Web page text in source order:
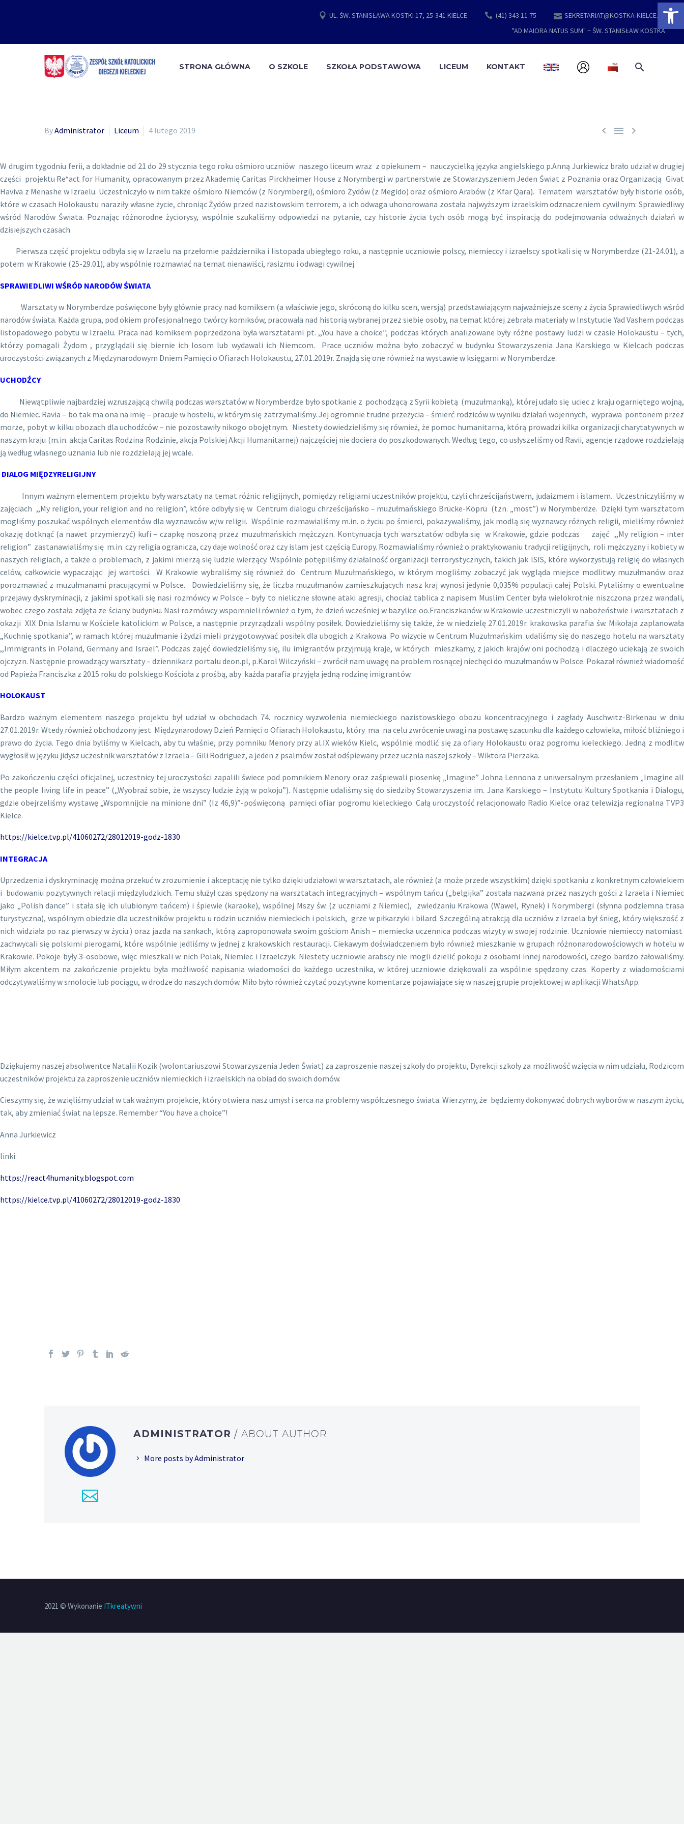
UL. ŚW. STANISŁAWA KOSTKI 17, 25-341 KIELCE (41) 343 11 75
SEKRETARIAT@KOSTKA-KIELCE.PL
"AD MAIORA NATUS SUM" ~ ŚW. STANISŁAW KOSTKA
STRONA GŁÓWNA O SZKOLE SZKOŁA PODSTAWOWA LICEUM KONTAKT
  
ByAdministrator Liceum 4 lutego 2019
W drugim tygodniu ferii, a dokładnie od 21 do 29 stycznia tego roku ośmioro uczniów naszego liceum wraz z opiekunem – nauczycielką języka angielskiego p.Anną Jurkiewicz brało udział w drugiej
części projektu Re*act for Humanity, opracowanym przez Akademię Caritas Pirckheimer House z Norymbergi w partnerstwie ze Stowarzyszeniem Jeden Świat z Poznania oraz Organizacją Givat
Haviva z Menashe w Izraelu. Uczestniczyło w nim także ośmioro Niemców (z Norymbergi), ośmioro Żydów (z Megido) oraz ośmioro Arabów (z Kfar Qara). Tematem warsztatów były historie osób,
które w czasach Holokaustu naraziły własne życie, chroniąc Żydów przed nazistowskim terrorem, a ich odwaga uhonorowana została najwyższym izraelskim odznaczeniem cywilnym: Sprawiedliwy
wśród Narodów Świata. Poznając różnorodne życiorysy, wspólnie szukaliśmy odpowiedzi na pytanie, czy historie życia tych osób mogą być inspiracją do podejmowania odważnych działań w
dzisiejszych czasach.
Pierwsza część projektu odbyła się w Izraelu na przełomie października i listopada ubiegłego roku, a następnie uczniowie polscy, niemieccy i izraelscyspotkali się w Norymberdze (21-24.01), a
potem w Krakowie (25-29.01), aby wspólnie rozmawiać na temat nienawiści, rasizmu i odwagi cywilnej.
SPRAWIEDLIWI WŚRÓD NARODÓW ŚWIATA
Warsztaty w Norymberdze poświęcone były głównie pracy nad komiksem (a właściwie jego, skróconą do kilku scen, wersją) przedstawiającym najważniejsze sceny z życia Sprawiedliwych wśród
narodów świata. Każda grupa, pod okiem profesjonalnego twórcy komiksów, pracowała nad historią wybranej przez siebie osoby, na temat której zebrała materiały w Instytucie Yad Vashem podczas
listopadowego pobytu w Izraelu. Praca nad komiksem poprzedzona była warsztatami pt. ,,You have a choice’’, podczas których analizowane były różne postawy ludzi w czasie Holokaustu – tych,
którzy pomagali Żydom , przyglądali się biernie ich losom lub wydawali ich Niemcom. Prace uczniów można było zobaczyć w budynku Stowarzyszenia Jana Karskiego w Kielcach podczas
uroczystości związanych z Międzynarodowym Dniem Pamięci o Ofiarach Holokaustu, 27.01.2019r. Znajdą się one również na wystawie w księgarni w Norymberdze.
UCHODŹCY
Niewątpliwie najbardziej wzruszającą chwilą podczas warsztatów w Norymberdze było spotkanie z pochodzącą z Syrii kobietą (muzułmanką), której udało się uciec z kraju ogarniętego wojną,
do Niemiec. Ravia – bo tak ma ona na imię – pracuje w hostelu, w którym się zatrzymaliśmy. Jej ogromnie trudne przeżycia – śmierć rodziców w wyniku działań wojennych, wyprawa pontonem przez
morze, pobyt w kilku obozach dla uchodźców – nie pozostawiły nikogo obojętnym. Niestety dowiedzieliśmy się również, że pomoc humanitarna, którą prowadzi kilka organizacji charytatywnych w
naszym kraju (m.in. akcja Caritas Rodzina Rodzinie, akcja Polskiej Akcji Humanitarnej) najczęściej nie dociera do poszkodowanych. Według tego, co usłyszeliśmy od Ravii, agencje rządowe rozdzielają
ją według własnego uznania lub nie rozdzielają jej wcale.
DIALOG MIĘDZYRELIGIJNY
Innym ważnym elementem projektu były warsztaty na temat różnic religijnych, pomiędzy religiami uczestników projektu, czyli chrześcijaństwem, judaizmem i islamem. Uczestniczyliśmy w
zajęciach ,,My religion, your religion and no religion”, które odbyły się w Centrum dialogu chrześcijańsko – muzułmańskiego Brücke-Köprü (tzn. „most”) w Norymberdze. Dzięki tym warsztatom
mogliśmy poszukać wspólnych elementów dla wyznawców w/w religii. Wspólnie rozmawialiśmy m.in. o życiu po śmierci, pokazywaliśmy, jak modlą się wyznawcy różnych religii, mieliśmy również
okazję dotknąć (a nawet przymierzyć) kufi – czapkę noszoną przez muzułmańskich mężczyzn. Kontynuacja tych warsztatów odbyła się w Krakowie, gdzie podczas zajęć ,,My religion – inter
religion” zastanawialiśmy się m.in. czy religia ogranicza, czy daje wolność oraz czy islam jest częścią Europy. Rozmawialiśmy również o praktykowaniu tradycji religijnych, roli mężczyzny i kobiety w
naszych religiach, a także o problemach, z jakimi mierzą się ludzie wierzący. Wspólnie potępiliśmy działalność organizacji terrorystycznych, takich jak ISIS, które wykorzystują religię do własnych
celów, całkowicie wypaczając jej wartości. W Krakowie wybraliśmy się również do Centrum Muzułmańskiego, w którym mogliśmy zobaczyć jak wygląda miejsce modlitwy muzułmanów oraz
porozmawiać z muzułmanami pracującymi w Polsce. Dowiedzieliśmy się, że liczba muzułmanów zamieszkujących nasz kraj wynosi jedynie 0,035% populacji całej Polski. Pytaliśmy o ewentualne
przejawy dyskryminacji, z jakimi spotkali się nasi rozmówcy w Polsce – były to nieliczne słowne ataki agresji, chociaż tablica z napisem Muslim Center była wielokrotnie niszczona przez wandali,
wobec czego została zdjęta ze ściany budynku. Nasi rozmówcy wspomnieli również o tym, że dzień wcześniej w bazylice oo.Franciszkanów w Krakowie uczestniczyli w nabożeństwie i warsztatach z
okazji XIX Dnia Islamu w Kościele katolickim w Polsce, a następnie przyrządzali wspólny posiłek. Dowiedzieliśmy się także, że w niedzielę 27.01.2019r. krakowska parafia św. Mikołaja zaplanowała
„Kuchnię spotkania”, w ramach której muzułmanie i żydzi mieli przygotowywać posiłek dla ubogich z Krakowa. Po wizycie w Centrum Muzułmańskim udaliśmy się do naszego hotelu na warsztaty
,,Immigrants in Poland, Germany and Israel”. Podczas zajęć dowiedzieliśmy się, ilu imigrantów przyjmują kraje, w których mieszkamy, z jakich krajów oni pochodzą i dlaczego uciekają ze swoich
ojczyzn. Następnie prowadzący warsztaty – dziennikarz portalu deon.pl, p.Karol Wilczyński – zwrócił nam uwagę na problem rosnącej niechęci do muzułmanów w Polsce. Pokazał również wiadomość
od Papieża Franciszka z 2015 roku do polskiego Kościoła z prośbą, aby każda parafia przyjęła jedną rodzinę imigrantów.
HOLOKAUST
Bardzo ważnym elementem naszego projektu był udział w obchodach 74. rocznicy wyzwolenia niemieckiego nazistowskiego obozu koncentracyjnego i zagłady Auschwitz-Birkenau w dniu
27.01.2019r. Wtedy również obchodzony jest Międzynarodowy Dzień Pamięci o Ofiarach Holokaustu, który ma na celu zwrócenie uwagi na postawę szacunku dla każdego człowieka, miłość bliźniego i
prawo do życia. Tego dnia byliśmy w Kielcach, aby tu właśnie, przy pomniku Menory przy al.IX wieków Kielc, wspólnie modlić się za ofiary Holokaustu oraz pogromu kieleckiego. Jedną z modlitw
wygłosił w języku jidysz uczestnik warsztatów z Izraela – Gili Rodriguez, a jeden z psalmów został odśpiewany przez ucznia naszej szkoły – Wiktora Pierzaka.
Po zakończeniu części oficjalnej, uczestnicy tej uroczystości zapalili świece pod pomnikiem Menory oraz zaśpiewali piosenkę „Imagine” Johna Lennona z uniwersalnym przesłaniem „Imagine all
the people living life in peace” („Wyobraź sobie, że wszyscy ludzie żyją w pokoju”). Następnie udaliśmy się do siedziby Stowarzyszenia im. Jana Karskiego – Instytutu Kultury Spotkania i Dialogu,
gdzie obejrzeliśmy wystawę „Wspomnijcie na minione dni” (Iz 46,9)”-poświęconą pamięci ofiar pogromu kieleckiego. Całą uroczystość relacjonowało Radio Kielce oraz telewizja regionalna TVP3
Kielce.
https://kielce.tvp.pl/41060272/28012019-godz-1830
INTEGRACJA
Uprzedzenia i dyskryminację można przekuć w zrozumienie i akceptację nie tylko dzięki udziałowi w warsztatach, ale również (a może przede wszystkim) dzięki spotkaniu z konkretnym człowiekiem
i budowaniu pozytywnych relacji międzyludzkich. Temu służył czas spędzony na warsztatach integracyjnych – wspólnym tańcu („belgijka” została nazwana przez naszych gości z Izraela i Niemiec
jako „Polish dance” i stała się ich ulubionym tańcem) i śpiewie (karaoke), wspólnej Mszy św. (z uczniami z Niemiec), zwiedzaniu Krakowa (Wawel, Rynek) i Norymbergi (słynna podziemna trasa
turystyczna), wspólnym obiedzie dla uczestników projektu u rodzin uczniów niemieckich i polskich, grze w piłkarzyki i bilard. Szczególną atrakcją dla uczniów z Izraela był śnieg, który większość z
nich widziała po raz pierwszy w życiu:) oraz jazda na sankach, którą zaproponowała swoim gościom Anish – niemiecka uczennica podczas wizyty w swojej rodzinie. Uczniowie niemieccy natomiast
zachwycali się polskimi pierogami, które wspólnie jedliśmy w jednej z krakowskich restauracji. Ciekawym doświadczeniem było również mieszkanie w grupach różnonarodowościowych w hotelu w
Krakowie. Pokoje były 3-osobowe, więc mieszkali w nich Polak, Niemiec i Izraelczyk. Niestety uczniowie arabscy nie mogli dzielić pokoju z osobami innej narodowości, czego bardzo żałowaliśmy.
Miłym akcentem na zakończenie projektu była możliwość napisania wiadomości do każdego uczestnika, w której uczniowie dziękowali za wspólnie spędzony czas. Koperty z wiadomościami
odczytywaliśmy w smolocie lub pociągu, w drodze do naszych domów. Miło było również czytać pozytywne komentarze pojawiające się w naszej grupie projektowej w aplikacji WhatsApp.
Dziękujemy naszej absolwentce Natalii Kozik (wolontariuszowi Stowarzyszenia Jeden Świat) za zaproszenie naszej szkoły do projektu, Dyrekcji szkoły za możliwość wzięcia w nim udziału, Rodzicom
uczestników projektu za zaproszenie uczniów niemieckich i izraelskich na obiad do swoich domów.
Cieszymy się, że wzięliśmy udział w tak ważnym projekcie, który otwiera nasz umysł i serca na problemy współczesnego świata. Wierzymy, że będziemy dokonywać dobrych wyborów w naszym życiu,
tak, aby zmieniać świat na lepsze. Remember “You have a choice”!
Anna Jurkiewicz
linki:
https://react4humanity.blogspot.com
https://kielce.tvp.pl/41060272/28012019-godz-1830
ADMINISTRATOR/ ABOUT AUTHOR
More posts by Administrator
2021 © Wykonanie ITkreatywni